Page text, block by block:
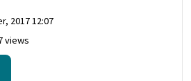
2017 12:07
views